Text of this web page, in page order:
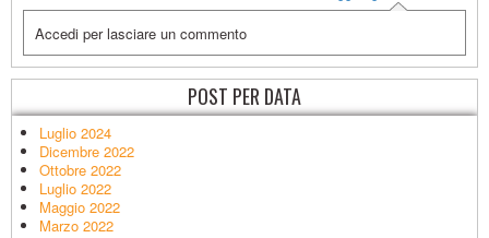
Accedi per lasciare un commento
POST PER DATA
Luglio 2024
Dicembre 2022
Ottobre 2022
Luglio 2022
Maggio 2022
Marzo 2022